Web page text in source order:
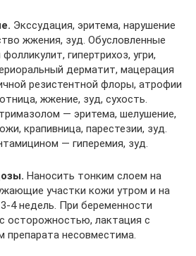
Экссудация, эритема, нарушение
жжения, зуд. Обусловленные
гипертрихоз, угри,
дерматит, мацерация
резистентной флоры, атрофии
жжение, зуд, сухость.
— эритема, шелушение,
крапивница, парестезии, зуд.
— гиперемия, зуд.
Наносить тонким слоем на
участки кожи утром и на
4 недель. При беременности
осторожностью, лактация с
препарата несовместима.